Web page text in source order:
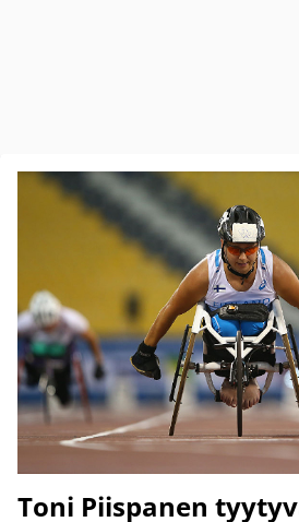
Toni Piispanen